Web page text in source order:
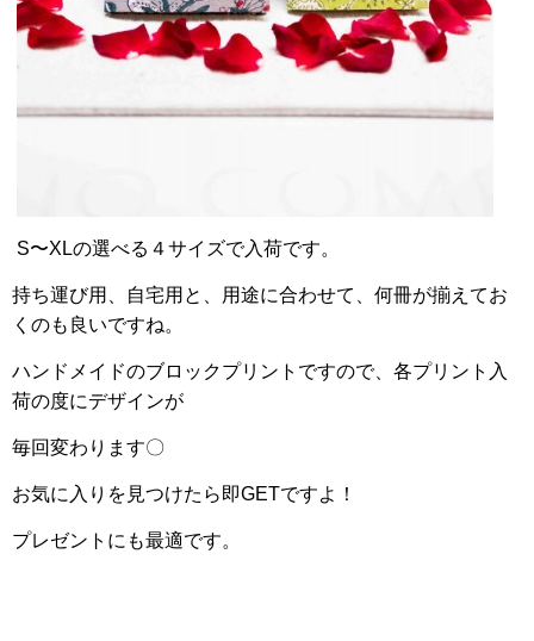
S〜XLの選べる４サイズで入荷です。
持ち運び用、自宅用と、用途に合わせて、何冊が揃えてお
くのも良いですね。
ハンドメイドのブロックプリントですので、各プリント入
荷の度にデザインが
毎回変わります〇
お気に入りを見つけたら即GETですよ！
プレゼントにも最適です。